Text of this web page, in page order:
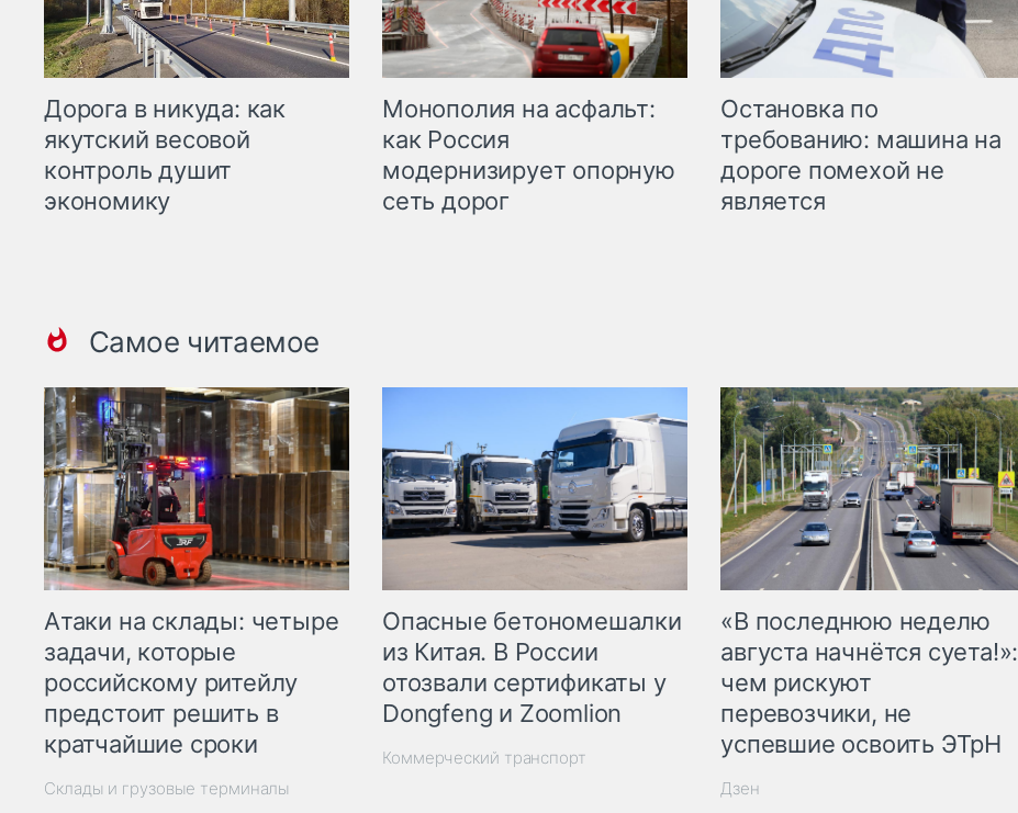
Дорога в никуда: как
якутский весовой
контроль душит
экономику
Монополия на асфальт:
как Россия
модернизирует опорную
сеть дорог
Остановка по
требованию: машина на
дороге помехой не
является
Самое читаемое
Атаки на склады: четыре
задачи, которые
российскому ритейлу
предстоит решить в
кратчайшие сроки
Склады и грузовые терминалы
Опасные бетономешалки
из Китая. В России
отозвали сертификаты у
Dongfeng и Zoomlion
Коммерческий транспорт
«В последнюю неделю
августа начнётся суета!»:
чем рискуют
перевозчики, не
успевшие освоить ЭТрН
Дзен